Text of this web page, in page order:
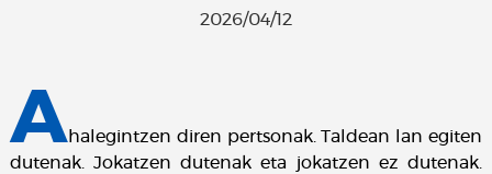
2026/04/12
Ahalegintzen diren pertsonak. Taldean lan egiten
dutenak. Jokatzen dutenak eta jokatzen ez dutenak.